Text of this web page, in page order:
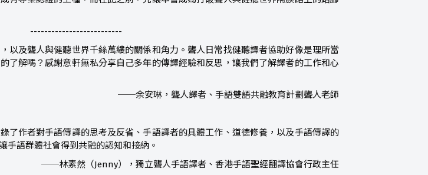
--------------------------
以及聾人與健聽世界千絲萬縷的關係和角力。聾人日常找健聽譯者協助好像是理所當
了解嗎？感謝意軒無私分享自己多年的傳譯經驗和反思，讓我們了解譯者的工作和心
──余安琳，聾人譯者、手語雙語共融教育計劃聾人老師
了作者對手語傳譯的思考及反省、手語譯者的具體工作、道德修養，以及手語傳譯的
手語群體社會得到共融的認知和接納。
──林素然（Jenny），獨立聾人手語譯者、香港手語聖經翻譯協會行政主任